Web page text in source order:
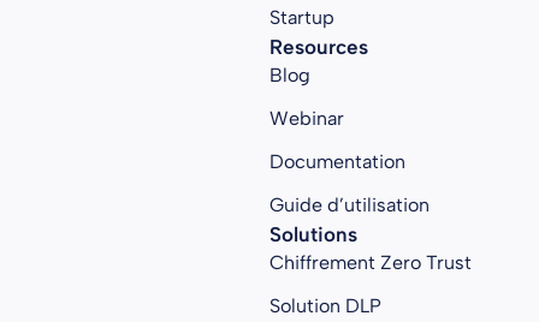
Startup
Resources
Blog
Webinar
Documentation
Guide d’utilisation
Solutions
Chiffrement Zero Trust
Solution DLP